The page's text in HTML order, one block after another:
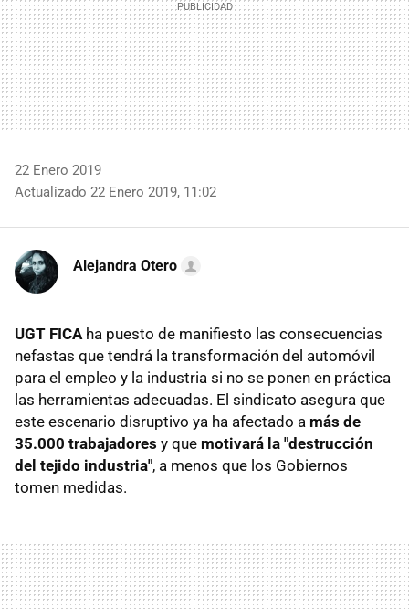
22 Enero 2019
Actualizado 22 Enero 2019, 11:02
Alejandra Otero
UGT FICA ha puesto de manifiesto las consecuencias
nefastas que tendrá la transformación del automóvil
para el empleo y la industria si no se ponen en práctica
las herramientas adecuadas. El sindicato asegura que
este escenario disruptivo ya ha afectado a más de
35.000 trabajadores y que motivará la "destrucción
del tejido industria", a menos que los Gobiernos
tomen medidas.